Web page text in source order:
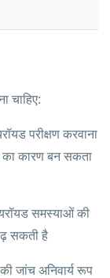
चाहिए:
परीक्षण करवाना
का कारण बन सकता
समस्याओं की
सकती है
जांच अनिवार्य रूप